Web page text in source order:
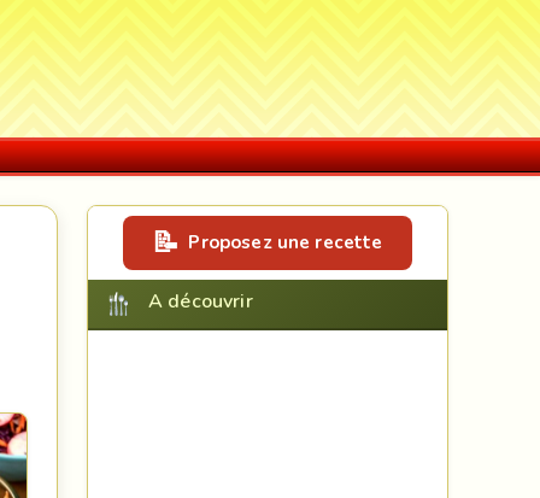
Proposez une recette
A découvrir